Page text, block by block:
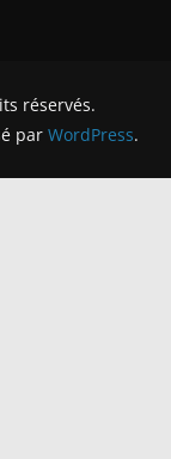
réservés.
par WordPress.